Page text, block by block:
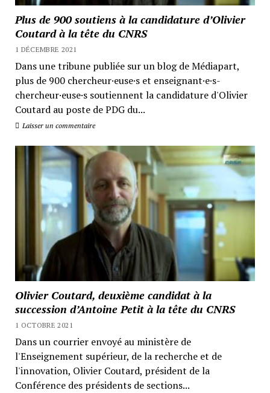
Plus de 900 soutiens à la candidature d’Olivier
Coutard à la tête du CNRS
1 DÉCEMBRE 2021
Dans une tribune publiée sur un blog de Médiapart,
plus de 900 chercheur·euse·s et enseignant·e·s-
chercheur·euse·s soutiennent la candidature d'Olivier
Coutard au poste de PDG du...
Laisser un commentaire
Olivier Coutard, deuxième candidat à la
succession d’Antoine Petit à la tête du CNRS
1 OCTOBRE 2021
Dans un courrier envoyé au ministère de
l'Enseignement supérieur, de la recherche et de
l'innovation, Olivier Coutard, président de la
Conférence des présidents de sections...